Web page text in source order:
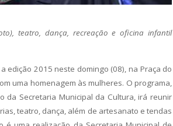
teatro, dança, recreação e oficina infantil
edição 2015 neste domingo (08), na Praça do
uma homenagem às mulheres. O programa,
da Secretaria Municipal da Cultura, irá reunir
teatro, dança, além de artesanato e tendas